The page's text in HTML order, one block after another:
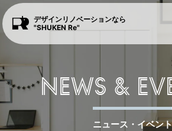
デザインリノベーションなら
"SHUKEN Re"
NEWS &
ニュース・イベント